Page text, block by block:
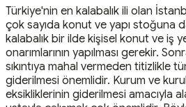
Türkiye'nin en kalabalık ili olan
çok sayıda konut ve yapı stoğuna
kalabalık bir ilde kişisel konut ve iş
onarımlarının yapılması gerekir.
sıkıntıya mahal vermeden titizlikle
giderilmesi önemlidir. Kurum ve
eksikliklerinin giderilmesi amacıyla